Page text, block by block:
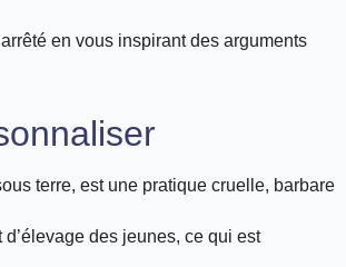
en vous inspirant des arguments
terre, est une pratique cruelle, barbare
des jeunes, ce qui est